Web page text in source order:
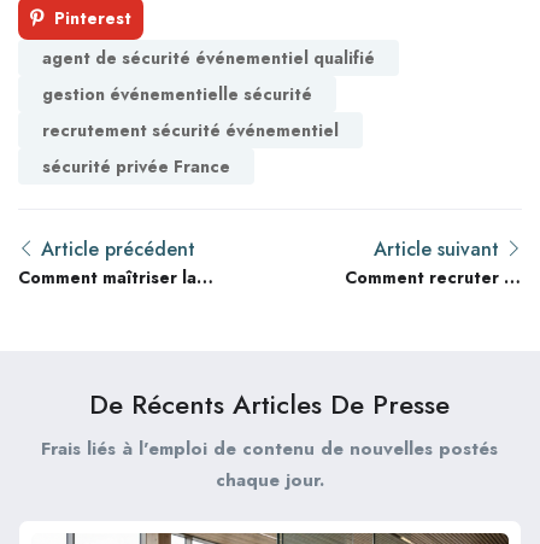
Pinterest
agent de sécurité événementiel qualifié
gestion événementielle sécurité
recrutement sécurité événementiel
sécurité privée France
Article précédent
Comment maîtriser la
Article suivant
Comment recruter et
De Récents Articles De Presse
Frais liés à l'emploi de contenu de nouvelles postés
chaque jour.